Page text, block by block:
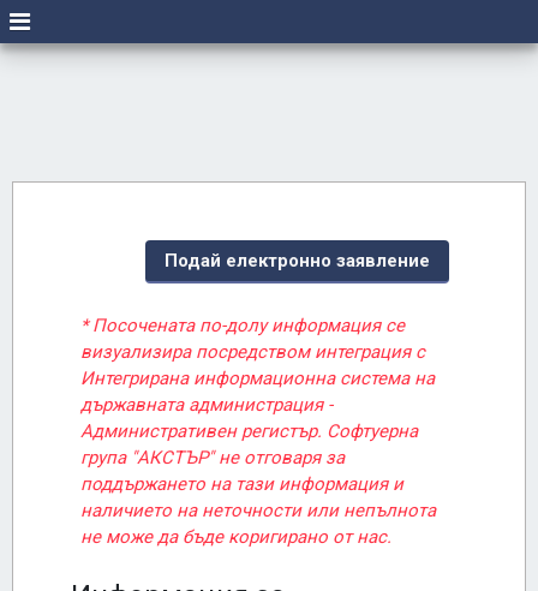
Подай електронно заявление
* Посочената по-долу информация се
визуализира посредством интеграция с
Интегрирана информационна система на
държавната администрация -
Административен регистър. Софтуерна
група "АКСТЪР" не отговаря за
поддържането на тази информация и
наличието на неточности или непълнота
не може да бъде коригирано от нас.